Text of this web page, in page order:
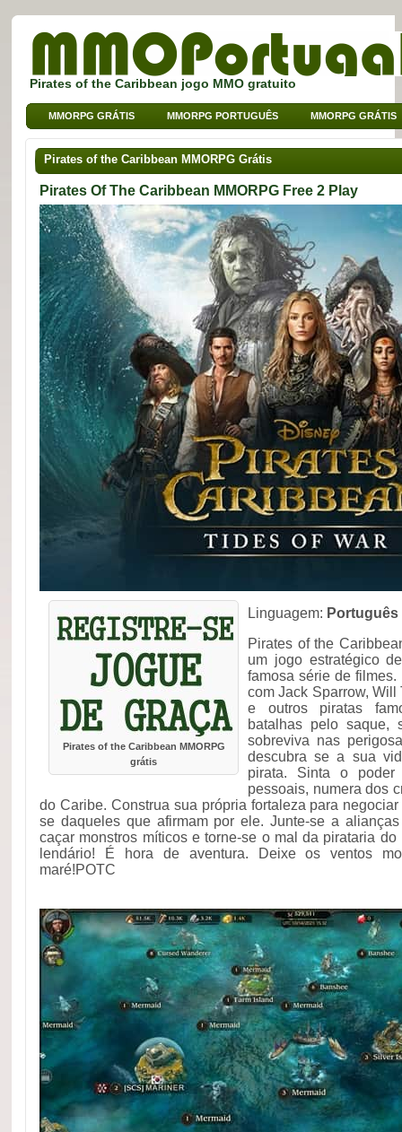
Pirates of the Caribbean jogo MMO gratuito
MMORPG GRÁTIS MMORPG PORTUGUÊS MMORPG GRÁTIS
MMO DE BROWSER MMO PARA CRIANÇAS MMO DE SPORT
Pirates of the Caribbean MMORPG Grátis
Pirates Of The Caribbean MMORPG Free 2 Play
Pirates of the Caribbean MMORPG
grátis
Linguagem: Português
Pirates of the
um jogo estratégico
famosa série de
com Jack Sparrow, Will
e outros piratas
batalhas pelo saque,
sobreviva nas
descubra se a sua
pirata. Sinta o
pessoais, numera dos
do Caribe. Construa sua própria fortaleza para
se daqueles que afirmam por ele. Junte-se a
caçar monstros míticos e torne-se o mal da pirataria
lendário! É hora de aventura. Deixe os ventos
maré!POTC